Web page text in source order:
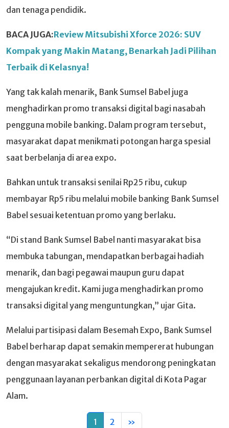
dan tenaga pendidik.
BACA JUGA:Review Mitsubishi Xforce 2026: SUV
Kompak yang Makin Matang, Benarkah Jadi Pilihan
Terbaik di Kelasnya!
Yang tak kalah menarik, Bank Sumsel Babel juga
menghadirkan promo transaksi digital bagi nasabah
pengguna mobile banking. Dalam program tersebut,
masyarakat dapat menikmati potongan harga spesial
saat berbelanja di area expo.
Bahkan untuk transaksi senilai Rp25 ribu, cukup
membayar Rp5 ribu melalui mobile banking Bank Sumsel
Babel sesuai ketentuan promo yang berlaku.
“Di stand Bank Sumsel Babel nanti masyarakat bisa
membuka tabungan, mendapatkan berbagai hadiah
menarik, dan bagi pegawai maupun guru dapat
mengajukan kredit. Kami juga menghadirkan promo
transaksi digital yang menguntungkan,” ujar Gita.
Melalui partisipasi dalam Besemah Expo, Bank Sumsel
Babel berharap dapat semakin mempererat hubungan
dengan masyarakat sekaligus mendorong peningkatan
penggunaan layanan perbankan digital di Kota Pagar
Alam.
1 2 »